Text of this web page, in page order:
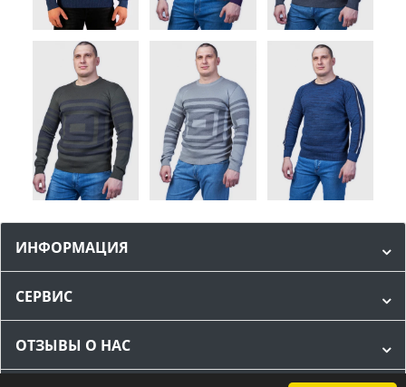
ИНФОРМАЦИЯ
СЕРВИС
ОТЗЫВЫ О НАС